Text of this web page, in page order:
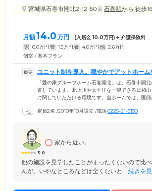
宮城県石巻市開北2-12-50
石巻駅から 徒歩
月額14.0 万円 (入居金10.0万円) + 介護保険料
家 6.0万円 管 1.5万円 食 4.0万円 他 2.6万円
個室 / 基本プラン
ユニット制を導入。穏やかでアットホーム
プホームです
「愛の家グループホーム石巻開北」は、石巻市開
置しています。北上川や太平洋を一望できる日和
に関していただける環境です。当ホームでは、医
また、ご入居者様を9名までの少人数のグループに
添います。どうぞ安心して大切なご家族様をお任せ
定員2名 /2010年10月設立 /電話0225-21-5130
3.0
家から近い。
他の施設を見学したことがまったくないので比
んが、いやなところなどは全くないと... 続きを